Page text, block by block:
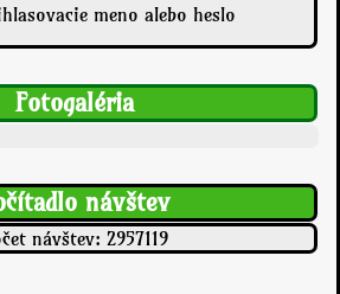
meno alebo heslo
Fotogaléria
návštev
návštev: 2957119